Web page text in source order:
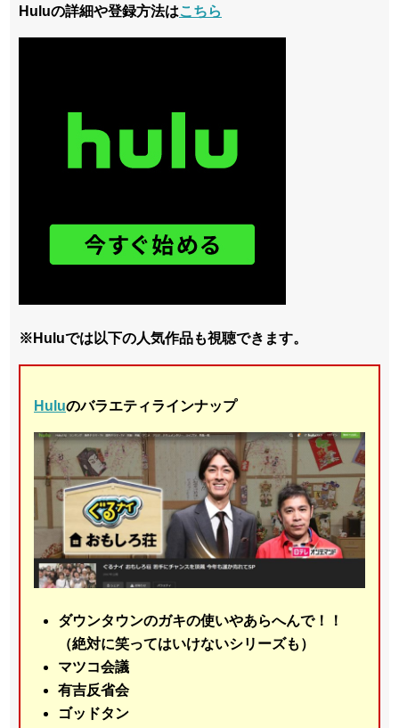
Huluの詳細や登録方法はこちら
※Huluでは以下の人気作品も視聴できます。
Huluのバラエティラインナップ
ダウンタウンのガキの使いやあらへんで！！
（絶対に笑ってはいけないシリーズも）
マツコ会議
有吉反省会
ゴッドタン